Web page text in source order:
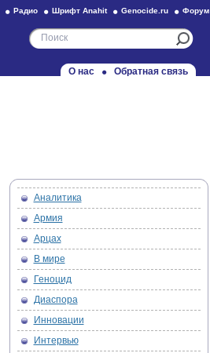
Радио Шрифт Anahit Genocide.ru Форум
О нас Обратная связь
Аналитика
Армия
Арцах
В мире
Геноцид
Диаспора
Инновации
Интервью